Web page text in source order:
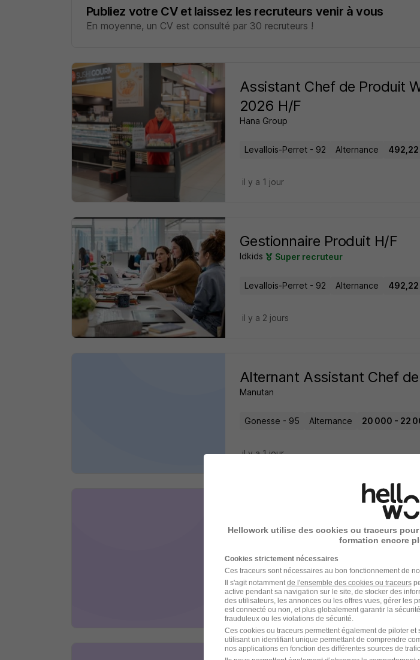
Publiez votre CV et laissez les recruteurs venir à vous
En moyenne, un CV est consulté par 30 recruteurs !
Assistant Chef de Produit
2026 H/F
Hana Group
Levallois-Perret - 92 Alternance 492,22
il y a 1 jour
Gestionnaire Produit H/F
Idkids Super recruteur
Levallois-Perret - 92 Alternance 492,22
il y a 2 jours
Alternant Assistant Chef
Manutan
Gonesse - 95 Alternance 20 000 - 22
il y a 1 jour
Alternance - Assistant
M.E.C.P. H/F
Paris - 75 Alternance 2 ans
il y a 3 jours
Hellowork utilise des cookies ou traceurs
formation encore
Cookies strictement nécessaires
Ces traceurs sont nécessaires au bon fonctionnement de
Il s'agit notamment de l'ensemble des cookies ou traceurs
active pendant sa navigation sur le site, de stocker des
des utilisateurs, les annonces ou les offres vues, gérer les
est connecté ou non, et plus globalement garantir la
frauduleux ou les violations de sécurité.
Ces cookies ou traceurs permettent également de piloter
utilisant un identifiant unique permettant de comprendre
nos applications en fonction des différentes sources de trafic.